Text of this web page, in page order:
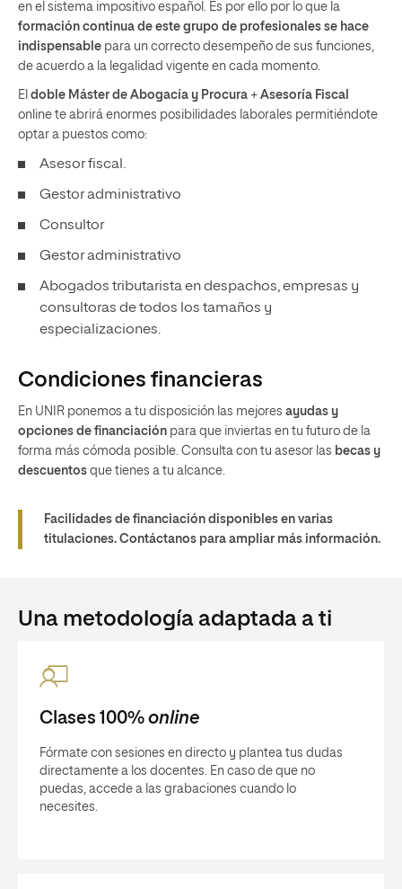
en el sistema impositivo español. Es por ello por lo que la
formación continua de este grupo de profesionales se hace
indispensable para un correcto desempeño de sus funciones,
de acuerdo a la legalidad vigente en cada momento.
El doble Máster de Abogacía y Procura + Asesoría Fiscal
online te abrirá enormes posibilidades laborales permitiéndote
optar a puestos como:
Asesor fiscal.
Gestor administrativo
Consultor
Gestor administrativo
Abogados tributarista en despachos, empresas y
consultoras de todos los tamaños y
especializaciones.
Condiciones financieras
En UNIR ponemos a tu disposición las mejores ayudas y
opciones de financiación para que inviertas en tu futuro de la
forma más cómoda posible. Consulta con tu asesor las becas y
descuentos que tienes a tu alcance.
Facilidades de financiación disponibles en varias
titulaciones. Contáctanos para ampliar más información.
Una metodología adaptada a ti
Clases 100% online
Fórmate con sesiones en directo y plantea tus dudas
directamente a los docentes. En caso de que no
puedas, accede a las grabaciones cuando lo
necesites.